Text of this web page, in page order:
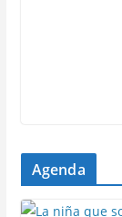
Agenda